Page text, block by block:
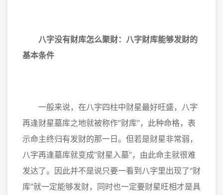
八字没有财库怎么聚财：八字财库能够发财的
基本条件
一般来说，在八字四柱中财星最好旺盛，八字
再逢财星墓库之地就被称作“财库”，此种命格，表
示命主终归有发财的那一日。但若是财星非常弱，
八字再逢墓库就变成“财星入墓”，由此命主就很难
发达了。因此并不是说只要一看到八字里出现了“财
库”就一定能够发财，同时也一定要财星旺相才是具